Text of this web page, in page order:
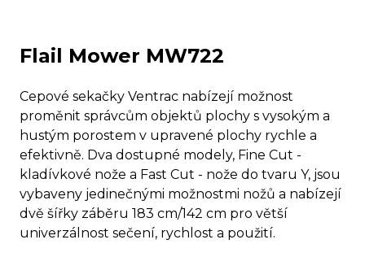
Flail Mower MW722
Cepové sekačky Ventrac nabízejí možnost
proměnit správcům objektů plochy s vysokým a
hustým porostem v upravené plochy rychle a
efektivně. Dva dostupné modely, Fine Cut -
kladívkové nože a Fast Cut - nože do tvaru Y, jsou
vybaveny jedinečnými možnostmi nožů a nabízejí
dvě šířky záběru 183 cm/142 cm pro větší
univerzálnost sečení, rychlost a použití.